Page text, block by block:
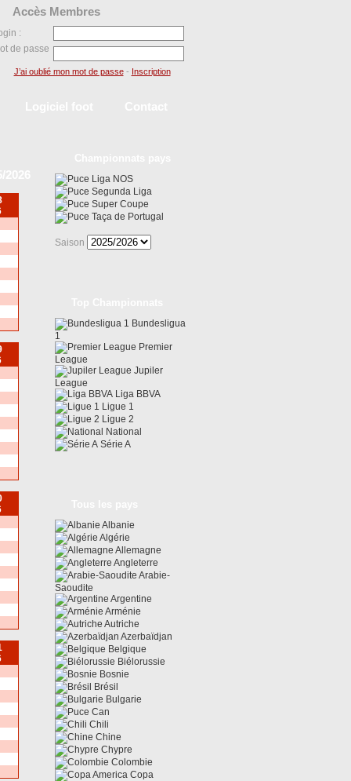
Liga NOS
Segunda Liga
Super Coupe
Taça de Portugal
Saison
Bundesligua
1
Premier
League
Jupiler
League
Liga BBVA
Ligue 1
Ligue 2
National
Série A
Albanie
Algérie
Allemagne
Angleterre
Arabie-
Saoudite
Argentine
Arménie
Autriche
Azerbaïdjan
Belgique
Biélorussie
Bosnie
Brésil
Bulgarie
Can
Chili
Chine
Chypre
Colombie
Copa
Accès Membres
:
de passe
J’ai oublié mon mot de passe- Inscription